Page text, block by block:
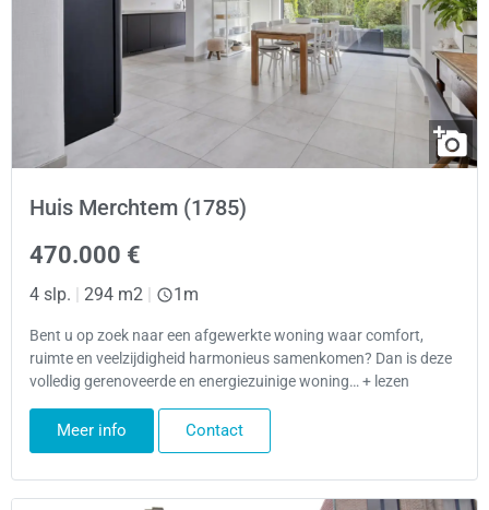
Huis Merchtem (1785)
470.000 €
4 slp. | 294 m2 | 1m
Bent u op zoek naar een afgewerkte woning waar comfort,
ruimte en veelzijdigheid harmonieus samenkomen? Dan is deze
volledig gerenoveerde en energiezuinige woning… + lezen
Meer info Contact